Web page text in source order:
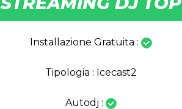
Installazione Gratuita :
Tipologia : Icecast2
Autodj :